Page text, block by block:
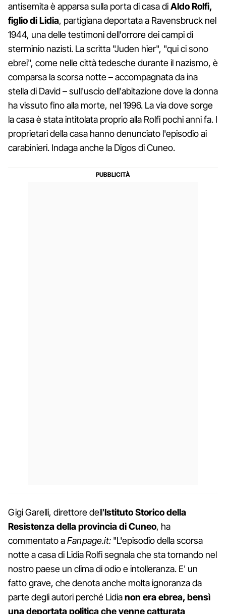
antisemita è apparsa sulla porta di casa diAldo Rolfi,
figlio di Lidia, partigiana deportata a Ravensbruck nel
1944, una delle testimoni dell'orrore dei campi di
sterminio nazisti. La scritta "Juden hier", "qui ci sono
ebrei", come nelle città tedesche durante il nazismo, è
comparsa la scorsa notte – accompagnata da ina
stella di David – sull'uscio dell'abitazione dove la donna
ha vissuto fino alla morte, nel 1996. La via dove sorge
la casa è stata intitolata proprio alla Rolfi pochi anni fa. I
proprietari della casa hanno denunciato l'episodio ai
carabinieri. Indaga anche la Digos di Cuneo.
Gigi Garelli, direttore dell'Istituto Storico della
Resistenza della provincia di Cuneo, ha
commentato aFanpage.it: "L'episodio della scorsa
notte a casa di Lidia Rolfi segnala che sta tornando nel
nostro paese un clima di odio e intolleranza. E' un
fatto grave, che denota anche molta ignoranza da
parte degli autori perché Lidianon era ebrea, bensì
una deportata politica che venne catturata